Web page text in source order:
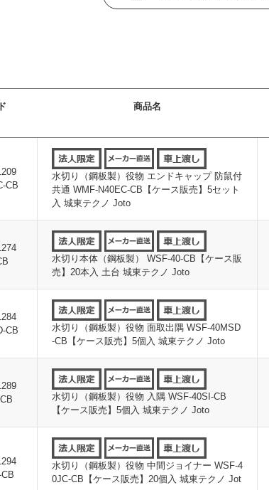
商品名
CB
水切り（鋼板製）役物 エンドキャップ 防鼠付
共通 WMF-N40EC-CB【ケース販売】5セット
入 城東テクノ Joto
水切り本体（鋼板製） WSF-40-CB【ケース販
売】20本入 土台 城東テクノ Joto
CB
水切り（鋼板製）役物 面取出隅 WSF-40MSD
-CB【ケース販売】5個入 城東テクノ Joto
水切り（鋼板製）役物 入隅 WSF-40SI-CB
【ケース販売】5個入 城東テクノ Joto
水切り（鋼板製）役物 中間ジョイナー WSF-4
0JC-CB【ケース販売】20個入 城東テクノ Jot